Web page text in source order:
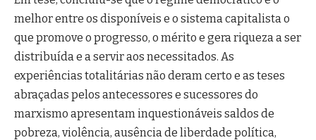
melhor entre os disponíveis e o sistema capitalista o
que promove o progresso, o mérito e gera riqueza a ser
distribuída e a servir aos necessitados. As
experiências totalitárias não deram certo e as teses
abraçadas pelos antecessores e sucessores do
marxismo apresentam inquestionáveis saldos de
pobreza, violência, ausência de liberdade política,